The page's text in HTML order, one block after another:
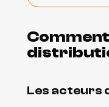
Les acteurs